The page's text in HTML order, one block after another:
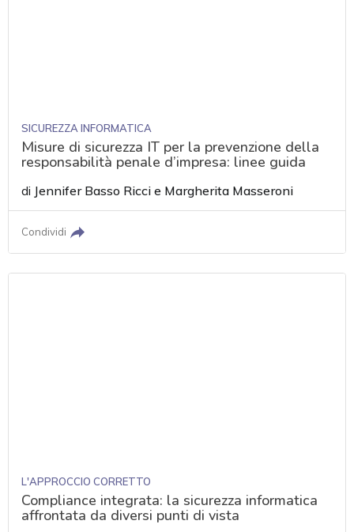
SICUREZZA INFORMATICA
Misure di sicurezza IT per la prevenzione della
responsabilità penale d’impresa: linee guida
di Jennifer Basso Ricci e Margherita Masseroni
Condividi
L'APPROCCIO CORRETTO
Compliance integrata: la sicurezza informatica
affrontata da diversi punti di vista